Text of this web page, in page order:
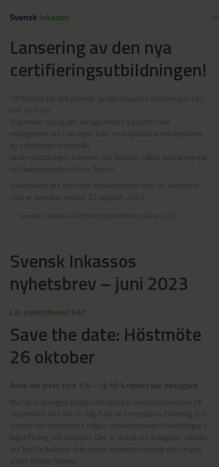
Lansering av den nya
certifieringsutbildningen!
Till hösten blir det premiär av den populära utbildningen i en
helt ny form.
Vi kommer varva det viktiga mötet på plats med
möjligheten att i sin egen takt se inspelade kunskapsfilmer
av utbildningens innehåll.
Under utbildningen kommer det löpande hållas avstämningar
och kunskapskontroll via Teams.
Välkommen att läsa mer om kursdatum och att inkomma
med er anmälan senast 22 augusti 2023.
Svensk Inkassos Certifieringsutbildning våren 2025
Svensk Inkassos
nyhetsbrev – juni 2023
Läs nyhetsbrevet här!
Save the date: Höstmöte
26 oktober
Boka din plats före 1/8 – få 10 % rabatt per deltagare
Nu har vi återigen glädjen att bjuda in inkassobranschen till
Höstmöte. Det blir en dag fylld av intressanta föredrag och
samtal om branschens frågor och kommande förändringar i
lagstiftning och omvärld. Det är också ett oslagbart tillfälle
att träffa kollegor från andra medlemsföretag och umgås
under trevlig former.